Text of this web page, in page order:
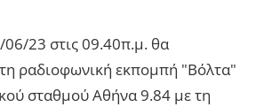
23 στις 09.40π.μ. θα
ραδιοφωνική εκπομπή "Βόλτα"
σταθμού Αθήνα 9.84 με τη